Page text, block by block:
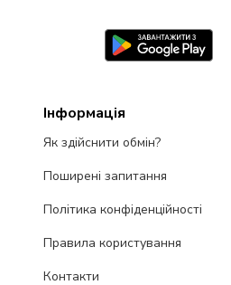
Інформація
Як здійснити обмін?
Поширені запитання
Політика конфіденційності
Правила користування
Контакти